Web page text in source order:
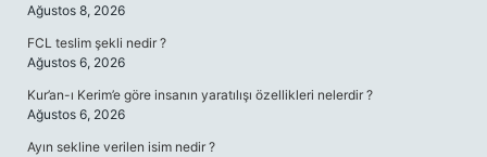
Ağustos 8, 2026
FCL teslim şekli nedir ?
Ağustos 6, 2026
Kur’an-ı Kerim’e göre insanın yaratılışı özellikleri nelerdir ?
Ağustos 6, 2026
Ayın sekline verilen isim nedir ?